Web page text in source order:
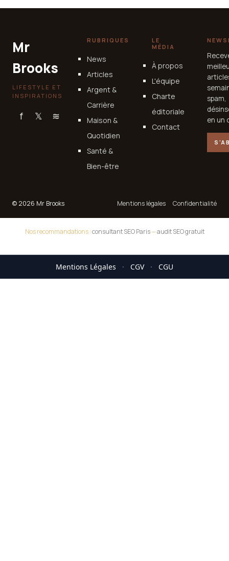
Mr
Brooks
LIFESTYLE ET
INSPIRATIONS
f 𝕏 ≋
RUBRIQUES
News
Articles
Argent &
Carrière
Maison &
Quotidien
Santé &
Bien-être
LE
MÉDIA
À propos
L'équipe
Charte
éditoriale
Contact
spam,
en un
© 2026 Mr Brooks Mentions légales Confidentialité
Nos recommandations :consultant SEO Paris—audit SEO gratuit
Mentions Légales · CGV · CGU